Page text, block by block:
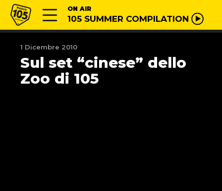
Vai al contenuto
Radio 105 ON AIR
105 SUMMER COMPILATION
1 Dicembre 2010
Sul set “cinese” dello
Zoo di 105